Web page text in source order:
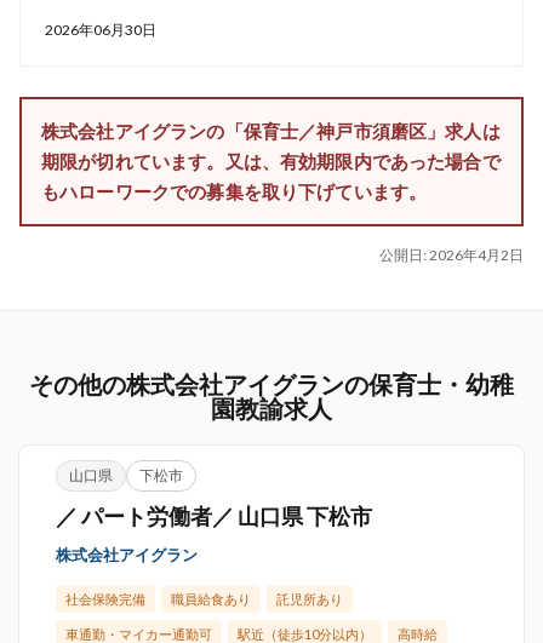
2026年06月30日
株式会社アイグランの「保育士／神戸市須磨区」求人は
期限が切れています。又は、有効期限内であった場合で
もハローワークでの募集を取り下げています。
公開日: 2026年4月2日
その他の株式会社アイグランの保育士・幼稚
園教諭求人
山口県 下松市
／ パート労働者／ 山口県 下松市
株式会社アイグラン
社会保険完備 職員給食あり 託児所あり
車通勤・マイカー通勤可 駅近（徒歩10分以内） 高時給